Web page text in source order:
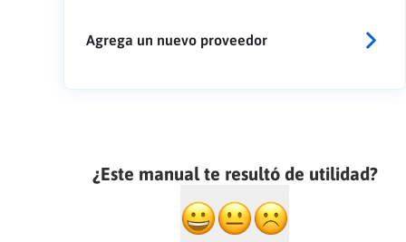
Agrega un nuevo proveedor
¿Este manual te resultó de utilidad?